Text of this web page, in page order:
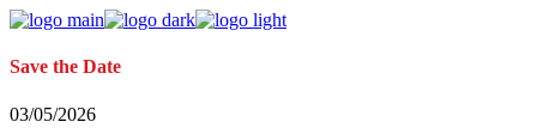
Skip
the
Save the Date
03/05/2026